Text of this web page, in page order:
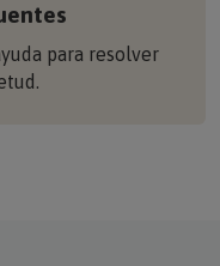
para resolver